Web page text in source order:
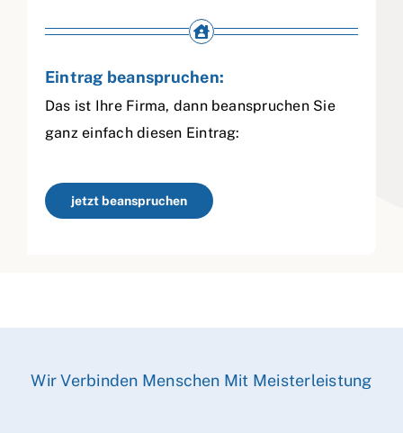
Eintrag beanspruchen:
Das ist Ihre Firma, dann beanspruchen Sie
ganz einfach diesen Eintrag:
jetzt beanspruchen
Wir Verbinden Menschen Mit Meisterleistung